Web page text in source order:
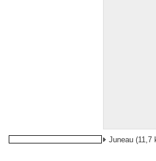
Juneau (11,7